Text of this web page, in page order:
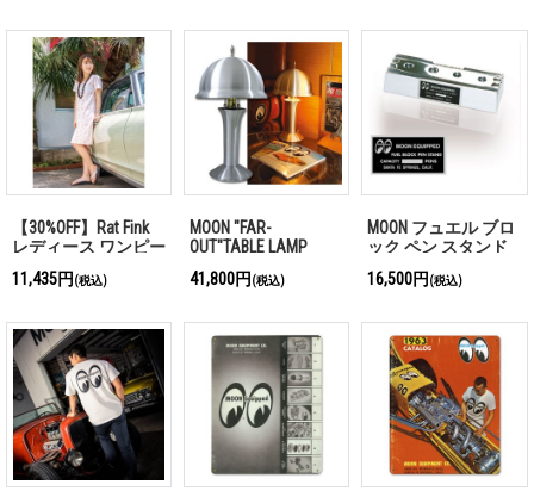
【30%OFF】Rat Fink
レディース ワンピー
11,435円 (税込)
MOON "FAR-
OUT"TABLE LAMP
41,800円 (税込)
MOON フュエル ブロ
ック ペン スタンド
16,500円 (税込)